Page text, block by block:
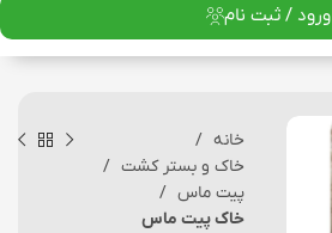
ورود / ثبت نام
خانه
خاک و بستر کشت
پیت ماس
خاک پیت ماس